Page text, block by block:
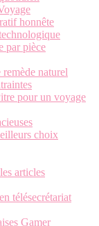
honnête
par pièce
naturel
pour un voyage
choix
articles
télésecrétariat
Gamer